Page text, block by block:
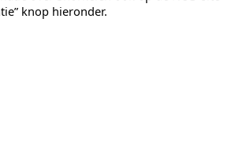
knop hieronder.